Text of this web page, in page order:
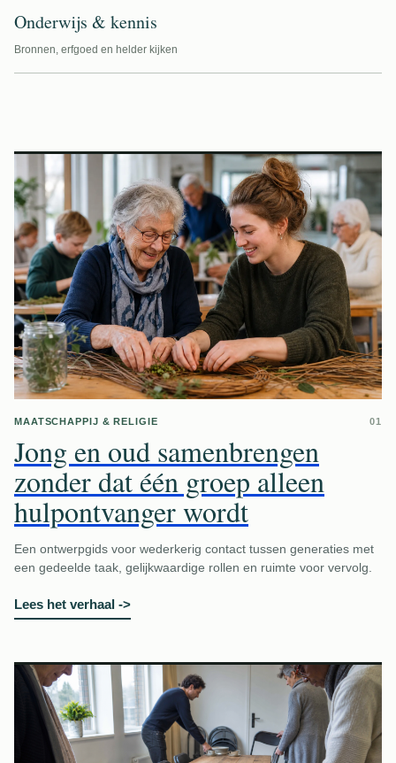
Onderwijs & kennis
Bronnen, erfgoed en helder kijken
MAATSCHAPPIJ & RELIGIE 01
Jong en oud samenbrengen
zonder dat één groep alleen
hulpontvanger wordt
Een ontwerpgids voor wederkerig contact tussen generaties met
een gedeelde taak, gelijkwaardige rollen en ruimte voor vervolg.
Lees het verhaal ->